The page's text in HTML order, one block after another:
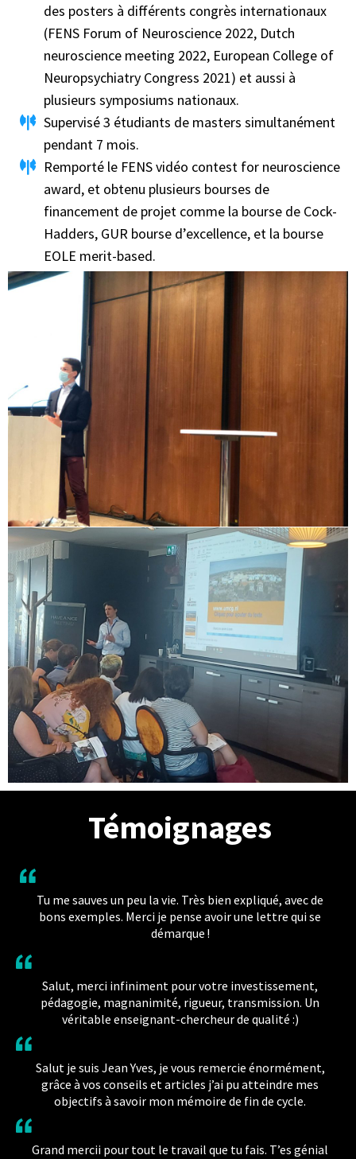
des posters à différents congrès internationaux
(FENS Forum of Neuroscience 2022, Dutch
neuroscience meeting 2022, European College of
Neuropsychiatry Congress 2021) et aussi à
plusieurs symposiums nationaux.
Supervisé 3 étudiants de masters simultanément
pendant 7 mois.
Remporté le FENS vidéo contest for neuroscience
award, et obtenu plusieurs bourses de
financement de projet comme la bourse de Cock-
Hadders, GUR bourse d’excellence, et la bourse
EOLE merit-based.
Témoignages
Tu me sauves un peu la vie. Très bien expliqué, avec de
bons exemples. Merci je pense avoir une lettre qui se
démarque !
Salut, merci infiniment pour votre investissement,
pédagogie, magnanimité, rigueur, transmission. Un
véritable enseignant-chercheur de qualité :)
Salut je suis Jean Yves, je vous remercie énormément,
grâce à vos conseils et articles j’ai pu atteindre mes
objectifs à savoir mon mémoire de fin de cycle.
Grand mercii pour tout le travail que tu fais. T’es génial